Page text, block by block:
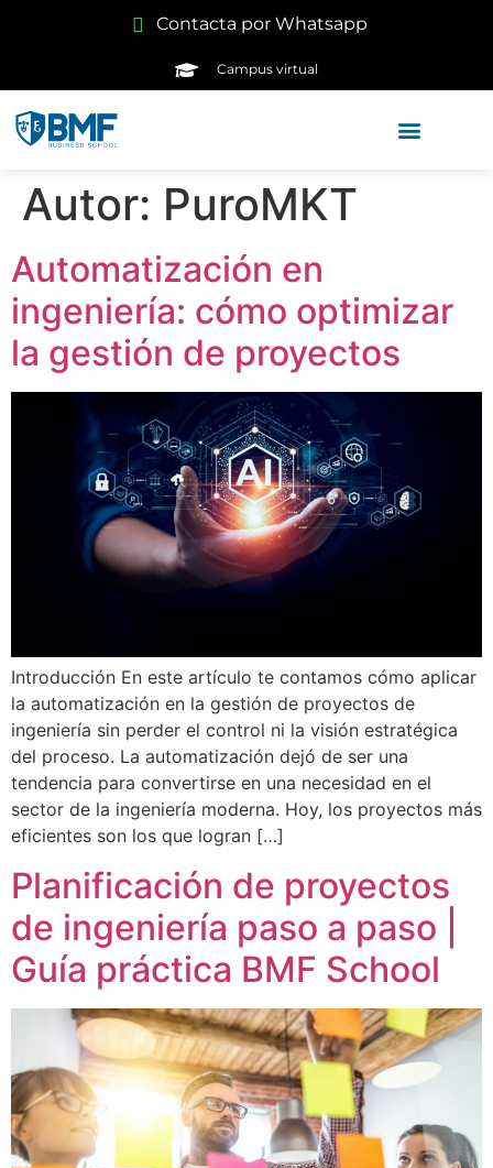
Contacta por Whatsapp
Campus virtual
Autor: PuroMKT
Automatización en
ingeniería: cómo optimizar
la gestión de proyectos
Introducción En este artículo te contamos cómo aplicar
la automatización en la gestión de proyectos de
ingeniería sin perder el control ni la visión estratégica
del proceso. La automatización dejó de ser una
tendencia para convertirse en una necesidad en el
sector de la ingeniería moderna. Hoy, los proyectos más
eficientes son los que logran […]
Planificación de proyectos
de ingeniería paso a paso |
Guía práctica BMF School